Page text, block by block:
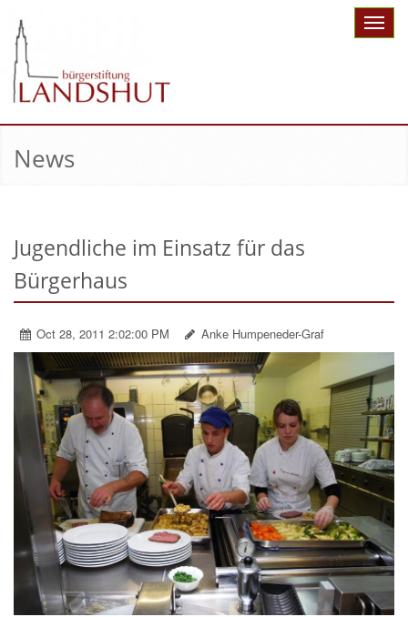
Toggle
News
Jugendliche im Einsatz für das
Bürgerhaus
Oct 28, 2011 2:02:00 PM Anke Humpeneder-Graf